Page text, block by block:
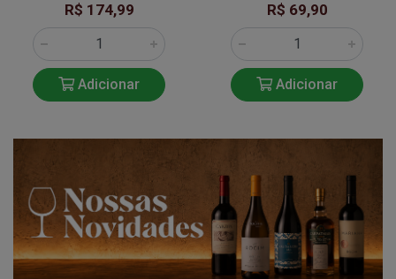
R$ 174,99
Adicionar
R$ 69,90
Adicionar